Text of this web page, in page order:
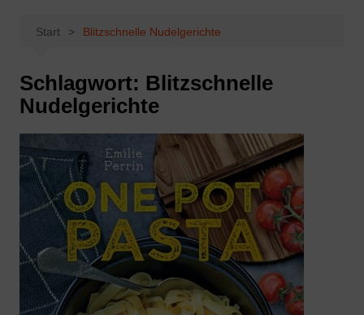
Start Blitzschnelle Nudelgerichte
Schlagwort: Blitzschnelle
Nudelgerichte